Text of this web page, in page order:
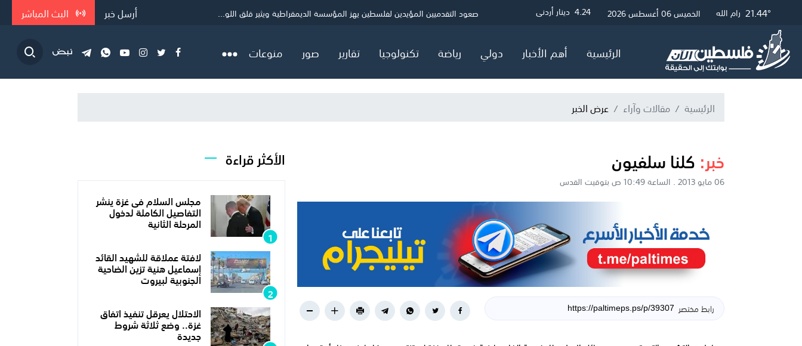
26.61° غزة 21.68° القدس 21.44° رام الله الخميس 06 أغسطس 2026 3 دولار أمريكي4.05 جنيه إسترليني 4.24 دينار أردني حماس: ننتظر ردًا رسميًا بشأن خارطة المرحلة الثانية
الصحة بغزة: شهيد و5 إصابات خلال 24 ساعة
صعود التقدميين المؤيدين لفلسطين يهز المؤسسة الديمقراطية ويثير قلق اللو... أرسل خبر البث المباشر
الرئيسية أهم الأخبار دولي رياضة تكنولوجيا تقارير صور منوعات
الرئيسية مقالات وآراء عرض الخبر
خبر: كلنا سلفيون
06 مايو 2013 . الساعة 10:49 ص بتوقيت القدس
رابط مختصر
الأكثر قراءة
مجلس السلام فى غزة ينشر
التفاصيل الكاملة لدخول
المرحلة الثانية
لافتة عملاقة للشهيد القائد
إسماعيل هنية تزين الضاحية
الجنوبية لبيروت
الاحتلال يعرقل تنفيذ اتفاق
غزة.. وضع ثلاثة شروط
جديدة